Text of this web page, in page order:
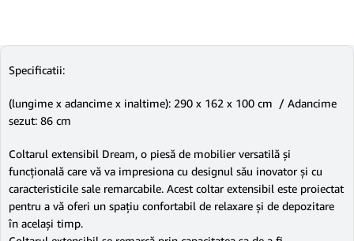
Specificatii:
(lungime x adancime x inaltime): 290 x 162 x 100 cm / Adancime
sezut: 86 cm
Coltarul extensibil Dream, o piesă de mobilier versatilă și
funcțională care vă va impresiona cu designul său inovator și cu
caracteristicile sale remarcabile. Acest coltar extensibil este proiectat
pentru a vă oferi un spațiu confortabil de relaxare și de depozitare
în același timp.